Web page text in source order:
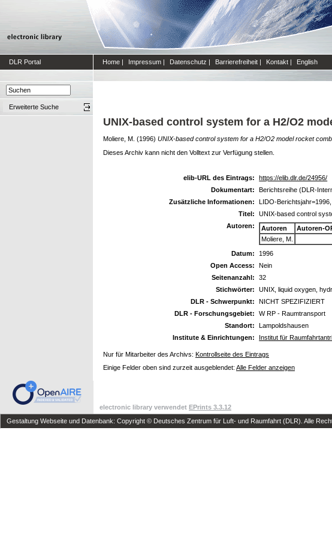
DLR Portal Home | Impressum | Datenschutz | Barrierefreiheit | Kontakt | English
Erweiterte Suche
UNIX-based control system for a H2/O2
Moliere, M. (1996) UNIX-based control system for a H2/O2 model rocket
Dieses Archiv kann nicht den Volltext zur Verfügung stellen.
elib-URL des Eintrags:
https://elib.dlr.de/24956/
Dokumentart:
Berichtsreihe (DLR-
Zusätzliche Informationen:
LIDO-Berichtsjahr=1996,
Titel:
UNIX-based control
Autoren:
Autoren
Autoren-
Moliere, M.
Datum:
1996
Open Access:
Nein
Seitenanzahl:
32
Stichwörter:
UNIX, liquid oxygen,
DLR - Schwerpunkt:
NICHT SPEZIFIZIERT
DLR - Forschungsgebiet:
W RP - Raumtransport
Standort:
Lampoldshausen
Institute & Einrichtungen:
Institut für
Nur für Mitarbeiter des Archivs: Kontrollseite des Eintrags
Einige Felder oben sind zurzeit ausgeblendet: Alle Felder anzeigen
electronic library verwendet EPrints 3.3.12
Gestaltung Webseite und Datenbank: Copyright © Deutsches Zentrum für Luft- und Raumfahrt (DLR). Alle